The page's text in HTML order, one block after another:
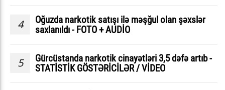
4
Oğuzda narkotik satışı ilə məşğul olan şəxslər
saxlanıldı - FOTO + AUDİO
5
Gürcüstanda narkotik cinayətləri 3,5 dəfə artıb -
STATİSTİK GÖSTƏRİCİLƏR / VİDEO